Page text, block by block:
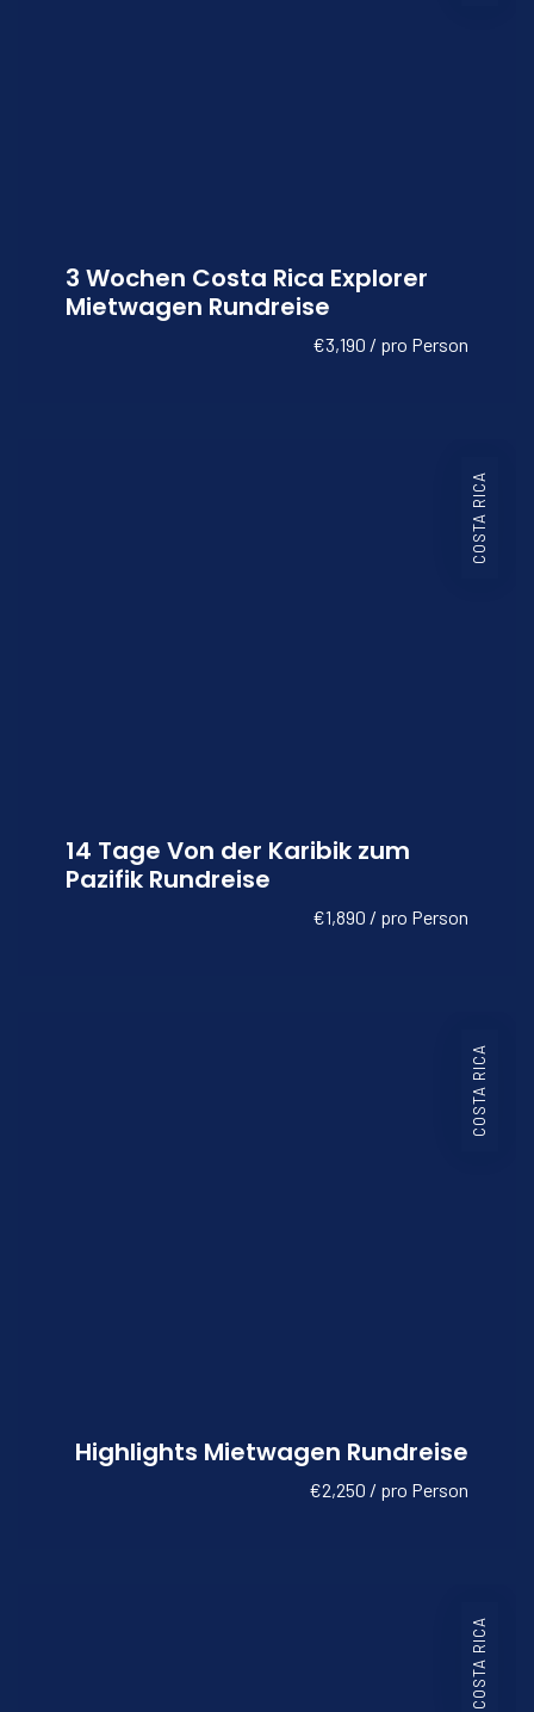
3 Wochen Costa Rica Explorer
Mietwagen Rundreise
€3,190 / pro Person
COSTA RICA
14 Tage Von der Karibik zum
Pazifik Rundreise
€1,890 / pro Person
COSTA RICA
Highlights Mietwagen Rundreise
€2,250 / pro Person
COSTA RICA